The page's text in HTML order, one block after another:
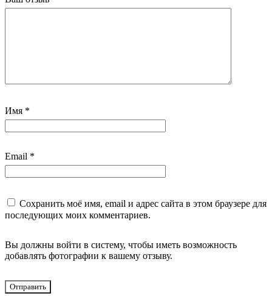
Имя *
Email *
Сохранить моё имя, email и адрес сайта в этом браузере для
последующих моих комментариев.
Вы должны войти в систему, чтобы иметь возможность
добавлять фотографии к вашему отзыву.